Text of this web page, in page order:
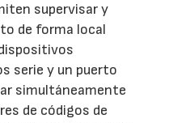
supervisar y
de forma local
serie y un puerto
simultáneamente
de códigos de